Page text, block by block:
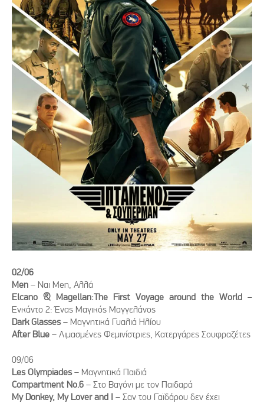
02/06
Men – Nαι Men, Αλλά
Elcano & Magellan:The First Voyage around the World –
Ενκάντο 2: Ένας Μαγικός Μαγγελάνος
Dark Glasses– Μαγνητικά Γυαλιά Ηλίου
After Blue – Λιμασμένες Φεμινίστριες, Κατεργάρες Σουφραζέτες
09/06
Les Olympiades– Μαγνητικά Παιδιά
Compartment No.6 – Στο Βαγόνι με τον Παιδαρά
My Donkey, My Lover and I – Σαν του Γαϊδάρου δεν έχει